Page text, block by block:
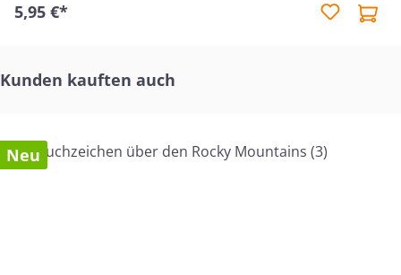
können. Und wir betrachten das größte Beispiel für
5,95 €*
Produktgalerie überspringen
Kunden kauften auch
Neu